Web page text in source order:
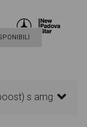
s amg